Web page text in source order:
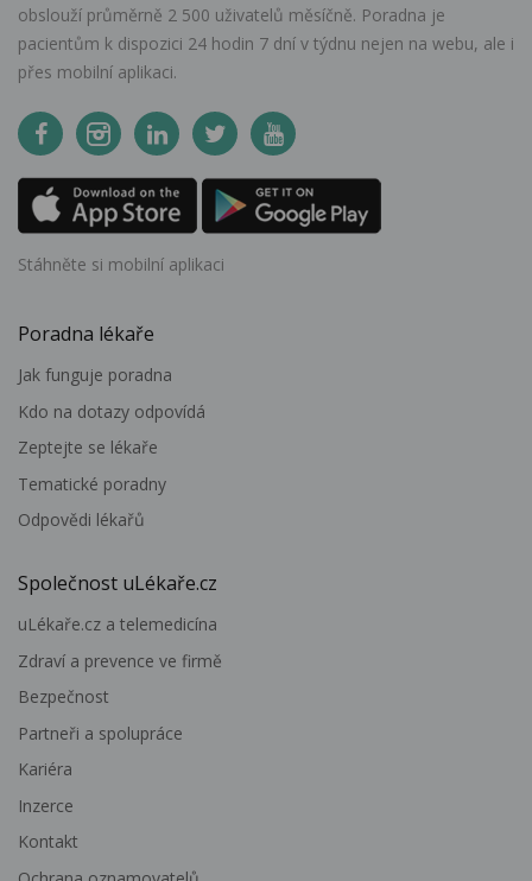
obslouží průměrně 2 500 uživatelů měsíčně. Poradna je
pacientům k dispozici 24 hodin 7 dní v týdnu nejen na webu, ale i
přes mobilní aplikaci.
Stáhněte si mobilní aplikaci
Poradna lékaře
Jak funguje poradna
Kdo na dotazy odpovídá
Zeptejte se lékaře
Tematické poradny
Odpovědi lékařů
Společnost uLékaře.cz
uLékaře.cz a telemedicína
Zdraví a prevence ve firmě
Bezpečnost
Partneři a spolupráce
Kariéra
Inzerce
Kontakt